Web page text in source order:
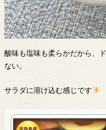
酸味も塩味も柔らかだから、
ない。
サラダに溶け込む感じです